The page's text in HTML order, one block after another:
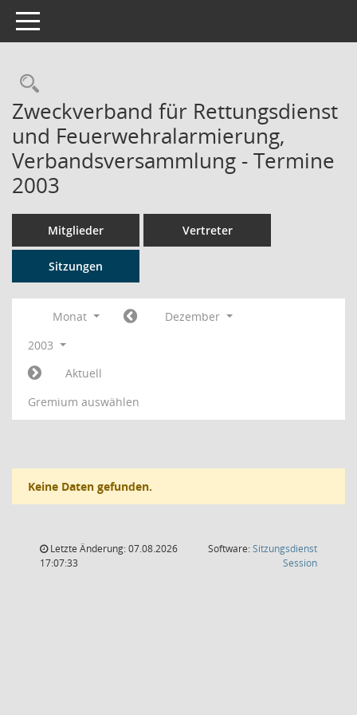
Toggle navigation
Rechercheauswahl
Zweckverband für Rettungsdienst
und Feuerwehralarmierung,
Verbandsversammlung - Termine
2003
Mitglieder Vertreter
Sitzungen
Monat
Dezember
2003
Aktuell
Gremium auswählen
Keine Daten gefunden.
Letzte Änderung: 07.08.2026
17:07:33
Software:Sitzungsdienst
Session(Wird in